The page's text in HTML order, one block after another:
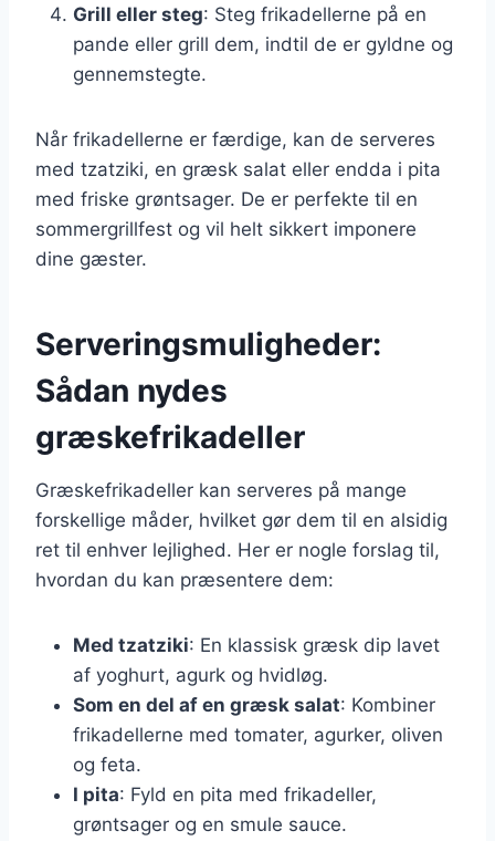
Grill eller steg: Steg frikadellerne på en
pande eller grill dem, indtil de er gyldne og
gennemstegte.
Når frikadellerne er færdige, kan de serveres
med tzatziki, en græsk salat eller endda i pita
med friske grøntsager. De er perfekte til en
sommergrillfest og vil helt sikkert imponere
dine gæster.
Serveringsmuligheder:
Sådan nydes
græskefrikadeller
Græskefrikadeller kan serveres på mange
forskellige måder, hvilket gør dem til en alsidig
ret til enhver lejlighed. Her er nogle forslag til,
hvordan du kan præsentere dem:
Med tzatziki: En klassisk græsk dip lavet
af yoghurt, agurk og hvidløg.
Som en del af en græsk salat: Kombiner
frikadellerne med tomater, agurker, oliven
og feta.
I pita: Fyld en pita med frikadeller,
grøntsager og en smule sauce.